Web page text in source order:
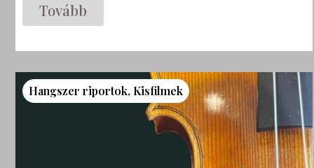
Tovább
Hangszer riportok, Kisfilmek